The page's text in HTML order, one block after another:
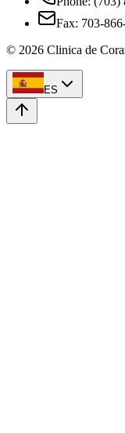
Fax: 703-
© 2026 Clinica de
ES